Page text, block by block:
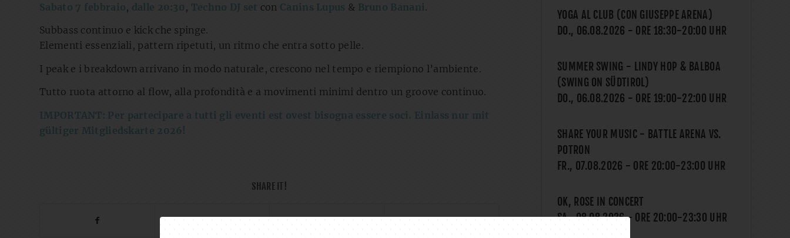
Sabato 7 febbraio, dalle 20:30 , Techno DJ set con Canins Lupus & Bruno Banani.
Subbass continuo e kick che spinge.
Elementi essenziali, pattern ripetuti, un ritmo che entra sotto pelle.
I peak e i breakdown arrivano in modo naturale, crescono nel tempo e riempiono l’ambiente.
Tutto ruota attorno al flow, alla profondità e a movimenti minimi dentro un groove continuo.
IMPORTANT: Per partecipare a tutti gli eventi est ovest bisogna essere soci. Einlass nur mit
gültiger Mitgliedskarte 2026!
SHARE IT!
YOGA AL CLUB (CON GIUSEPPE ARENA)
DO., 06.08.2026 - ORE 18:30-20:00 UHR
SUMMER SWING - LINDY HOP & BALBOA
(SWING ON SÜDTIROL)
DO., 06.08.2026 - ORE 19:00-22:00 UHR
SHARE YOUR MUSIC - BATTLE ARENA VS.
POTRON
FR., 07.08.2026 - ORE 20:00-23:00 UHR
OK, ROSE IN CONCERT
SA., 08.08.2026- ORE 20:00-23:30 UHR